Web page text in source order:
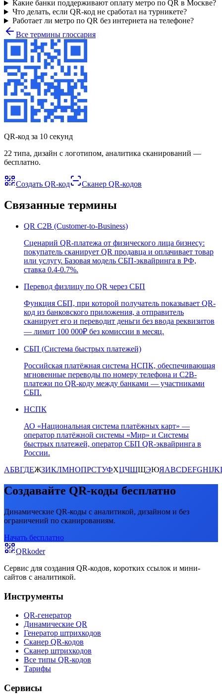
Какие банки поддерживают оплату метро по QR в Москве?
Что делать, если QR-код не сработал на турникете?
Работает ли метро по QR без интернета на телефоне?
Все термины глоссария
QR-код за 10 секунд
22 типа, дизайн с логотипом, аналитика сканирований —
бесплатно.
Создать QR-код Сканер QR-кодов
Связанные термины
QR C2B (Customer-to-Business)
Сценарий QR-платежа от физического лица бизнесу:
покупатель сканирует QR продавца и оплачивает товар
или услугу. Базовая модель СБП-эквайринга в РФ,
ставка 0.4-0.7%.
Перевод физлицу по QR через СБП
Функция СБП, при которой получатель показывает QR-
код из банковского приложения, а отправитель
сканирует его и переводит деньги без ввода реквизитов
— лимит 100 000₽ без комиссии в месяц.
СБП (Система быстрых платежей)
Российская платёжная система НСПК, обеспечивающая
мгновенные переводы по номеру телефона и C2B-
платежи по QR-коду между банками — участниками
СБП.
НСПК
АО «Национальная система платёжных карт» —
оператор платёжной системы «Мир» и Системы
быстрых платежей, оператор СБП QR-эквайринга в
России.
АБВГДЕЖЗИКЛМНОПРСТУФХЦЧШЩЭЮЯABCDEFGHIJK
Создавайте QR-коды бесплатно
Динамические QR-коды с аналитикой, дизайном и без
ограничений по сканированиям.
Начать бесплатно
QRkoder
Сервис для создания QR-кодов, коротких ссылок и мини-
сайтов с аналитикой.
Инструменты
QR-генератор
Динамические QR
Генератор штрихкодов
Сканер QR-кодов
Сканер штрихкодов
Все типы QR-кодов
Тарифы
Сервисы